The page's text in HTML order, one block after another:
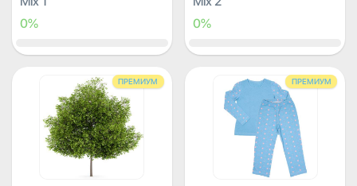
0%
0%
ПРЕМИУМ ПРЕМИУМ